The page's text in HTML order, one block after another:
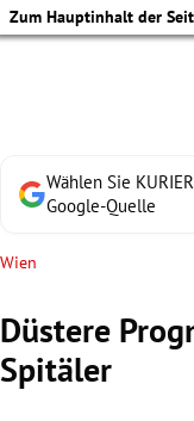
Zum Hauptinhalt der
Wählen Sie
Google-Quelle
Wien
Düstere
Spitäler